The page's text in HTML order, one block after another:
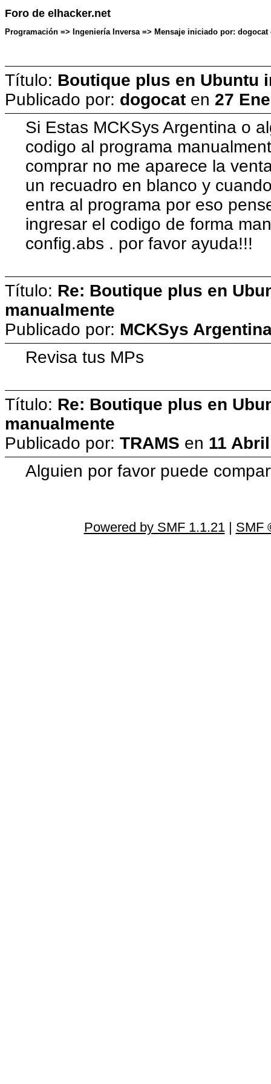
Foro de elhacker.net
Programación => Ingeniería Inversa => Mensaje iniciado por: dogocat
Título: Boutique plus en Ubuntu
Publicado por: dogocat en 27
Si Estas MCKSys Argentina o
codigo al programa
comprar no me aparece la
un recuadro en blanco y
entra al programa por eso
ingresar el codigo de forma
config.abs . por favor ayuda!!!
Título: Re: Boutique plus en
manualmente
Publicado por: MCKSys
Revisa tus MPs
Título: Re: Boutique plus en
manualmente
Publicado por: TRAMS en 11
Alguien por favor puede
Powered by SMF 1.1.21| SMF